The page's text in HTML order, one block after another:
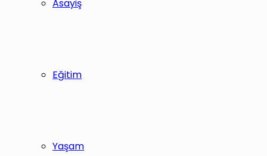
Asayiş
Eğitim
Yaşam